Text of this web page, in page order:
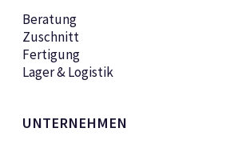
Beratung
Zuschnitt
Fertigung
Lager & Logistik
UNTERNEHMEN